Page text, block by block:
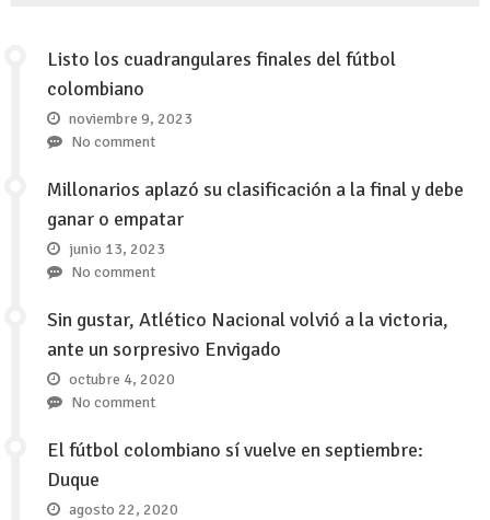
Listo los cuadrangulares finales del fútbol
colombiano
noviembre 9, 2023
No comment
Millonarios aplazó su clasificación a la final y debe
ganar o empatar
junio 13, 2023
No comment
Sin gustar, Atlético Nacional volvió a la victoria,
ante un sorpresivo Envigado
octubre 4, 2020
No comment
El fútbol colombiano sí vuelve en septiembre:
Duque
agosto 22, 2020